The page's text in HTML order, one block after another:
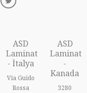
ASD
Laminat
- İtalya
Via Guido
Rossa
ASD
Laminat
-
Kanada
3280